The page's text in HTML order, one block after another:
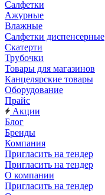
Салфетки
Ажурные
Влажные
Салфетки диспенсерные
Скатерти
Трубочки
Товары для магазинов
Канцелярские товары
Оборудование
Прайс
Акции
Блог
Бренды
Компания
Пригласить на тендер
Пригласить на тендер
О компании
Пригласить на тендер